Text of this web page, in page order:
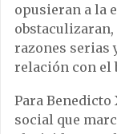
opusieran a la
razones serias
relación con el
Para Benedicto
social que